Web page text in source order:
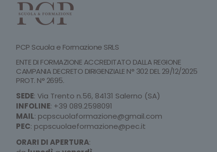
PCP Scuola e Formazione SRLS
ENTE DI FORMAZIONE ACCREDITATO DALLA REGIONE
CAMPANIA DECRETO DIRIGENZIALE N° 302 DEL 29/12/2025
PROT. N° 2695.
SEDE: Via Trento n.56, 84131 Salerno (SA)
INFOLINE: +39 089.2598091
MAIL: pcpscuolaformazione@gmail.com
PEC: pcpscuolaeformazione@pec.it
ORARI DI APERTURA: